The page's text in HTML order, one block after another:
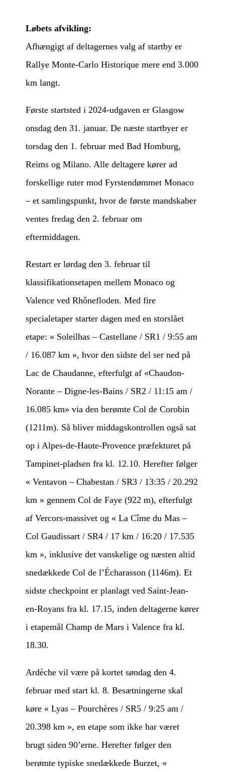
Løbets afvikling:
Afhængigt af deltagernes valg af startby er
Rallye Monte-Carlo Historique mere end 3.000
km langt.
Første startsted i 2024-udgaven er Glasgow
onsdag den 31. januar. De næste startbyer er
torsdag den 1. februar med Bad Homburg,
Reims og Milano. Alle deltagere kører ad
forskellige ruter mod Fyrstendømmet Monaco
– et samlingspunkt, hvor de første mandskaber
ventes fredag den 2. februar om
eftermiddagen.
Restart er lørdag den 3. februar til
klassifikationsetapen mellem Monaco og
Valence ved Rhônefloden. Med fire
specialetaper starter dagen med en storslået
etape: « Soleilhas – Castellane / SR1 / 9:55 am
/ 16.087 km », hvor den sidste del ser ned på
Lac de Chaudanne, efterfulgt af «Chaudon-
Norante – Digne-les-Bains / SR2 / 11:15 am /
16.085 km» via den berømte Col de Corobin
(1211m). Så bliver middagskontrollen også sat
op i Alpes-de-Haute-Provence præfekturet på
Tampinet-pladsen fra kl. 12.10. Herefter følger
« Ventavon – Chabestan / SR3 / 13:35 / 20.292
km » gennem Col de Faye (922 m), efterfulgt
af Vercors-massivet og « La Cîme du Mas –
Col Gaudissart / SR4 / 17 km / 16:20 / 17.535
km », inklusive det vanskelige og næsten altid
snedækkede Col de l’Écharasson (1146m). Et
sidste checkpoint er planlagt ved Saint-Jean-
en-Royans fra kl. 17.15, inden deltagerne kører
i etapemål Champ de Mars i Valence fra kl.
18.30.
Ardèche vil være på kortet søndag den 4.
februar med start kl. 8. Besætningerne skal
køre « Lyas – Pourchères / SR5 / 9:25 am /
20.398 km », en etape som ikke har været
brugt siden 90’erne. Herefter følger den
berømte typiske snedækkede Burzet, «